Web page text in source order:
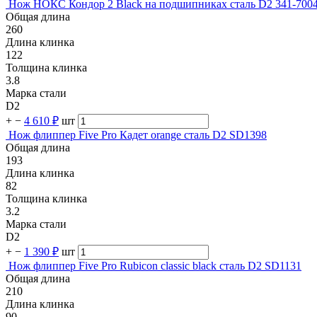
Нож НОКС Кондор 2 Black на подшипниках сталь D2 341-
Общая длина
260
Длина клинка
122
Толщина клинка
3.8
Марка стали
D2
+ − 4 610 ₽ шт
Нож флиппер Five Pro Кадет orange сталь D2 SD1398
Общая длина
193
Длина клинка
82
Толщина клинка
3.2
Марка стали
D2
+ − 1 390 ₽ шт
Нож флиппер Five Pro Rubicon classic black сталь D2 SD1131
Общая длина
210
Длина клинка